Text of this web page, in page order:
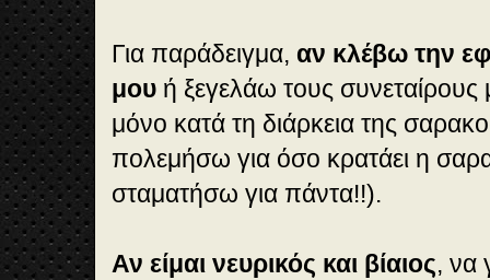
Για παράδειγμα, αν κλέβω την
μου ή ξεγελάω τους
μόνο κατά τη διάρκεια της
πολεμήσω για όσο κρατάει η
σταματήσω για πάντα!!).
Αν είμαι νευρικός και βίαιος, να